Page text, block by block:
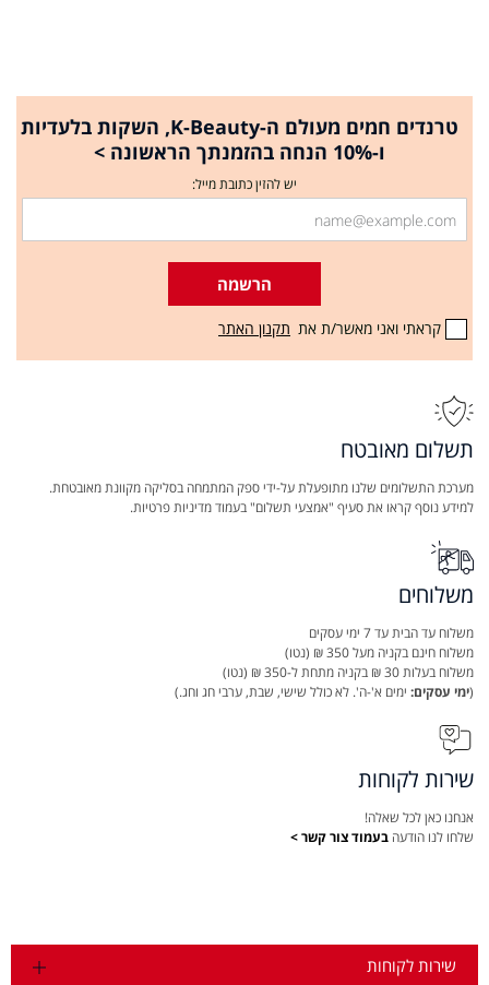
טרנדים חמים מעולם ה-K-Beauty, השקות בלעדיות
ו-10% הנחה בהזמנתך הראשונה >
יש להזין כתובת מייל:
הרשמה
קראתי ואני מאשר/ת את תקנון האתר
תשלום מאובטח
מערכת התשלומים שלנו מתופעלת על-ידי ספק המתמחה בסליקה מקוונת מאובטחת.
למידע נוסף קראו את סעיף "אמצעי תשלום" בעמוד מדיניות פרטיות.
משלוחים
משלוח עד הבית עד 7 ימי עסקים
משלוח חינם בקניה מעל 350 ₪ (נטו)
משלוח בעלות 30 ₪ בקניה מתחת ל-350 ₪ (נטו)
(ימי עסקים: ימים א'-ה'. לא כולל שישי, שבת, ערבי חג וחג.)
שירות לקוחות
אנחנו כאן לכל שאלה!
שלחו לנו הודעה בעמוד צור קשר >
שירות לקוחות